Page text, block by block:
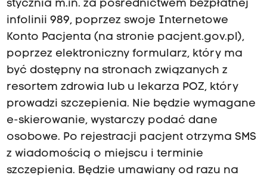
stycznia m.in. za pośrednictwem bezpłatnej
infolinii 989, poprzez swoje Internetowe
Konto Pacjenta (na stronie pacjent.gov.pl),
poprzez elektroniczny formularz, który ma
być dostępny na stronach związanych z
resortem zdrowia lub u lekarza POZ, który
prowadzi szczepienia. Nie będzie wymagane
e-skierowanie, wystarczy podać dane
osobowe. Po rejestracji pacjent otrzyma SMS
z wiadomością o miejscu i terminie
szczepienia. Będzie umawiany od razu na